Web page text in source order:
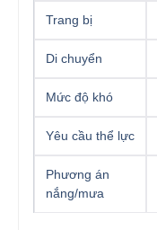
Trang bị
Di chuyển
Mức độ khó
Yêu cầu thể lực
Phương án
nắng/mưa